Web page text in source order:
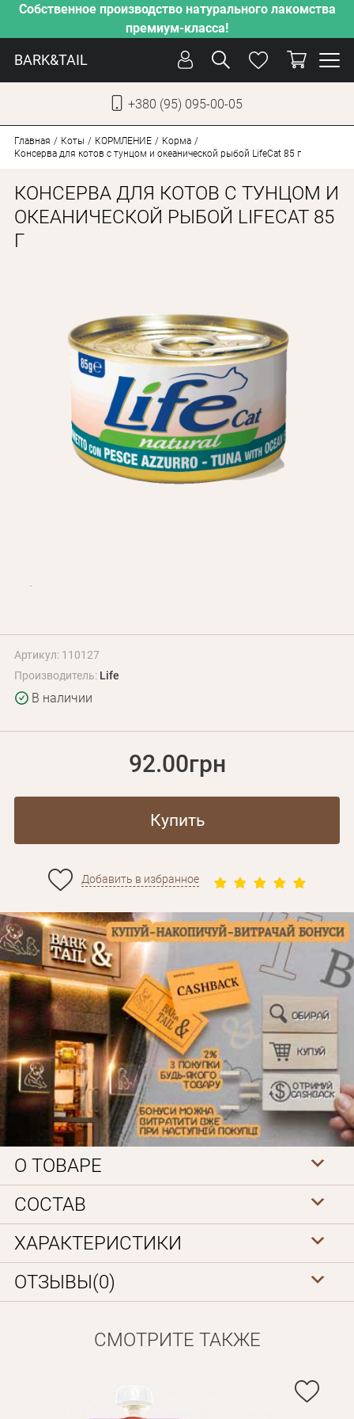
Собственное производство натурального лакомства
премиум-класса!
BARK&TAIL
+380 (95) 095-00-05
УХОД
ЗАБОТА
АКЦИИ
ДЛЯ СОБАК
Оплата и доставка
Программа лояльности
О Нас
Оптовым клиентам
Контакты
Главная Коты КОРМЛЕНИЕ
Корма
Консерва для котов с тунцом и океанической рыбой LifeCat 85 г
КОНСЕРВА ДЛЯ КОТОВ С ТУНЦОМ И
ОКЕАНИЧЕСКОЙ РЫБОЙ LIFECAT 85
Г
Артикул: 110127
Производитель: Life
В наличии
92.00грн
Купить
Добавить в избранное
О ТОВАРЕ
СОСТАВ
ХАРАКТЕРИСТИКИ
ОТЗЫВЫ(0)
СМОТРИТЕ ТАКЖЕ
Личные данные
Вам на почту будет отправленно письмо с сылкой для